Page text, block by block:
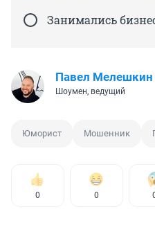
Занимались
Павел Мелешкин
Шоумен, ведущий
Юморист Мошенник
0 0